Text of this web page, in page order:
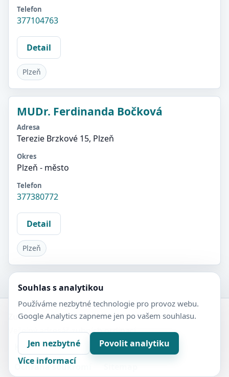
Telefon
377104763
Detail
Plzeň
MUDr. Ferdinanda Bočková
Adresa
Terezie Brzkové 15, Plzeň
Okres
Plzeň - město
Telefon
377380772
Detail
Plzeň
Zubní-lékaři.cz
Veřejný adresář zubních ordinací.
Kontakt
Nastavení soukromí
Ochrana soukromí
Souhlas s analytikou
Používáme nezbytné technologie pro provoz webu.
Google Analytics zapneme jen po vašem souhlasu.
Jen nezbytné
Povolit analytiku
Více informací